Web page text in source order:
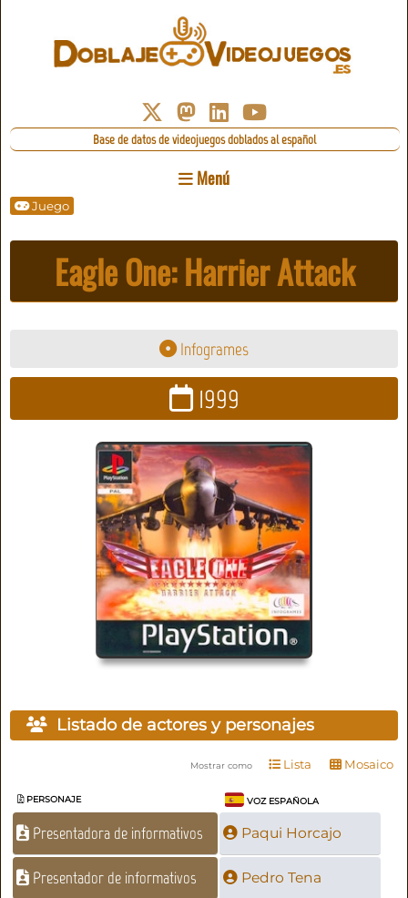
Base de datos de videojuegos doblados al español
Menú
Juego
Eagle One: Harrier Attack
Infogrames
1999
Listado de actores y personajes
Mostrar como Lista Mosaico
PERSONAJE VOZ ESPAÑOLA
Presentadora de informativos Paqui Horcajo
Presentador de informativos Pedro Tena